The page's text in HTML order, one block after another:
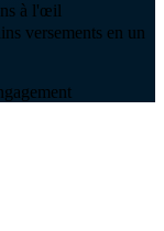
à l'œil
versements en un